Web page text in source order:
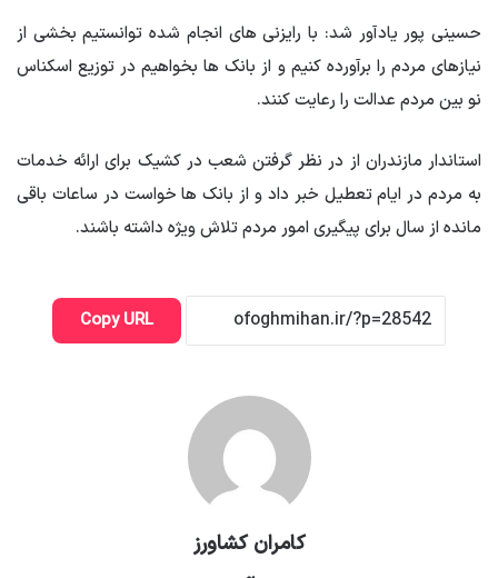
حسینی پور یادآور شد: با رایزنی های انجام شده توانستیم بخشی از
نیازهای مردم را برآورده کنیم و از بانک ها بخواهیم در توزیع اسکناس
نو بین مردم عدالت را رعایت کنند.
استاندار مازندران از در نظر گرفتن شعب در کشیک برای ارائه خدمات
به مردم در ایام تعطیل خبر داد و از بانک ها خواست در ساعات باقی
مانده از سال برای پیگیری امور مردم تلاش ویژه داشته باشند.
Copy URL
کامران کشاورز